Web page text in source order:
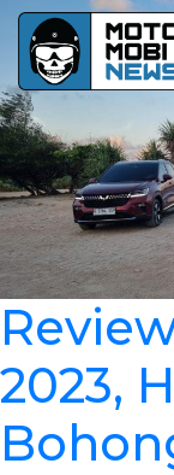
2023,